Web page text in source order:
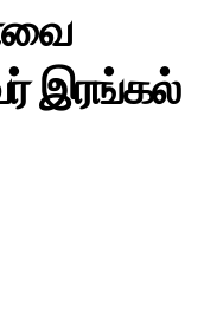
இரங்கல்